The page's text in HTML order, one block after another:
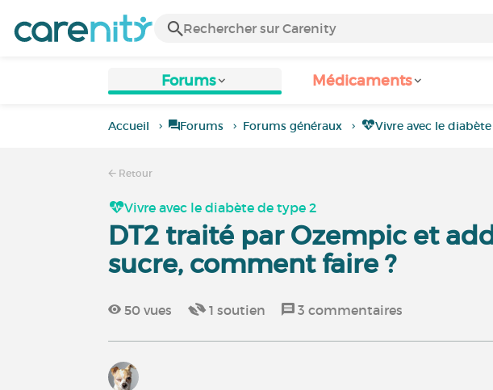
Forums Médicaments
Accueil Forums Forums généraux Vivre avec le
Retour
Vivre avec le diabète de type 2
DT2 traité par Ozempic et
sucre, comment faire ?
50 vues 1 soutien 3 commentaires